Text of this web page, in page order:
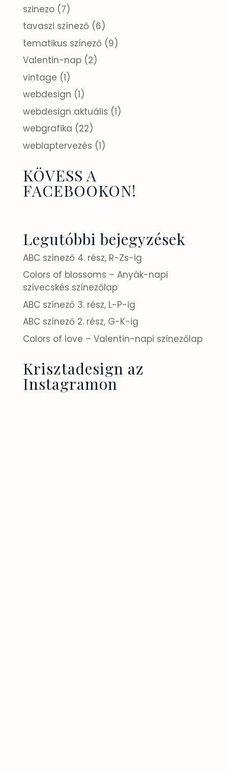
szinezo(7)
tavaszi színező (6)
tematikus színező (9)
Valentin-nap(2)
vintage (1)
webdesign (1)
webdesign aktuális (1)
webgrafika (22)
weblaptervezés (1)
KÖVESS A
FACEBOOKON!
Legutóbbi bejegyzések
ABC színező 4. rész, R-Zs-ig
Colors of blossoms – Anyák-napi
szívecskés színezőlap
ABC színező 3. rész, L-P-ig
ABC színező 2. rész, G-K-ig
Colors of love – Valentin-napi színezőlap
Krisztadesign az
Instagramon